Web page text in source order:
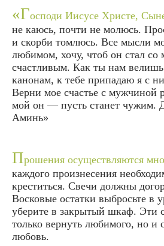
«Господи Иисусе Христе,
не каюсь, почти не молюсь.
и скорби томлюсь. Все мысли
любимом, хочу, чтоб он стал
счастливым. Как ты нам
канонам, к тебе припадаю я с
Верни мое счастье с мужчиной
мой он — пусть станет чужим.
Аминь»
Прошения осуществляются
каждого произнесения
креститься. Свечи должны
Восковые остатки выбросьте в
уберите в закрытый шкаф. Эти
только вернуть любимого, но и
любовь.